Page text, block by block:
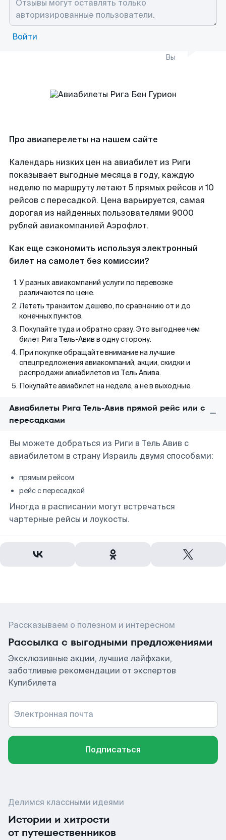
Войти
Вы
Про авиаперелеты на нашем сайте
Календарь низких цен на авиабилет из Риги
показывает выгодные месяца в году, каждую
неделю по маршруту летают 5 прямых рейсов и 10
рейсов с пересадкой. Цена варьируется, самая
дорогая из найденных пользователями 9000
рублей авиакомпанией Аэрофлот.
Как еще сэкономить используя электронный
билет на самолет без комиссии?
У разных авиакомпаний услуги по перевозке
различаются по цене.
Лететь транзитом дешево, по сравнению от и до
конечных пунктов.
Покупайте туда и обратно сразу. Это выгоднее чем
билет Рига Тель-Авив в одну сторону.
При покупке обращайте внимание на лучшие
спецпредложения авиакомпаний, акции, скидки и
распродажи авиабилетов из Тель Авива.
Покупайте авиабилет на неделе, а не в выходные.
Авиабилеты Рига Тель-Авив прямой рейс или с
пересадками
Вы можете добраться из Риги в Тель Авив с
авиабилетом в страну Израиль двумя способами:
прямым рейсом
рейс с пересадкой
Иногда в расписании могут встречаться
чартерные рейсы и лоукосты.
Рассказываем о полезном и интересном
Рассылка с выгодными предложениями
Эксклюзивные акции, лучшие лайфхаки,
заботливые рекомендации от экспертов
Купибилета
Электронная почта
Подписаться
Делимся классными идеями
Истории и хитрости
от путешественников